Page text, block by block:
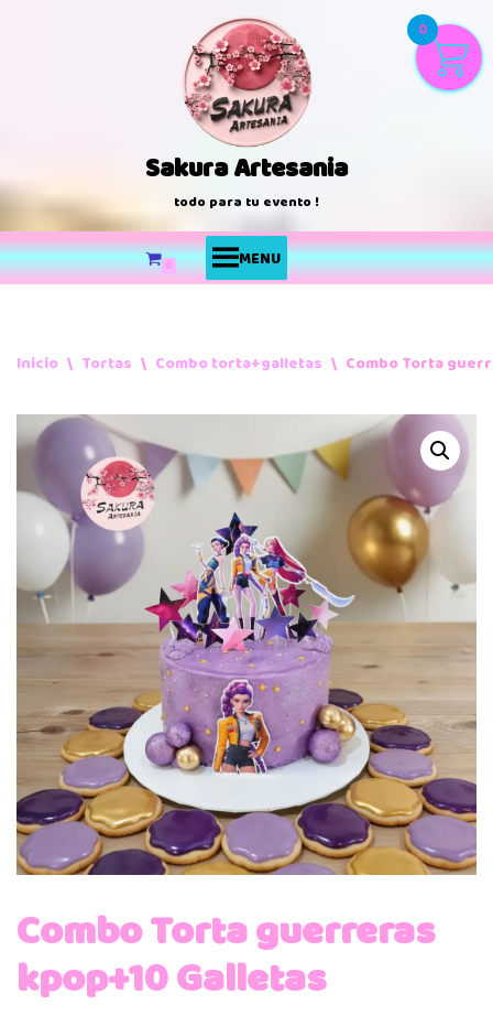
Sakura Artesania
todo para tu evento !
0 MENU
Inicio \ Tortas \ Combo torta+galletas \ Combo Torta
Combo Torta guerreras
kpop+10 Galletas
0